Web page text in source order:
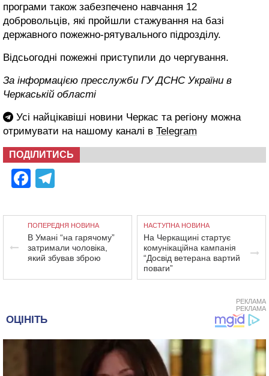
програми також забезпечено навчання 12
добровольців, які пройшли стажування на базі
державного пожежно-рятувального підрозділу.
Відсьогодні пожежні приступили до чергування.
За інформацією пресслужби ГУ ДСНС України в
Черкаській області
Усі найцікавіші новини Черкас та регіону можна
отримувати на нашому каналі в Telegram
ПОДІЛИТИСЬ
Facebook
ПОПЕРЕДНЯ НОВИНА
В Умані “на гарячому”
затримали чоловіка,
який збував зброю
НАСТУПНА НОВИНА
На Черкащині стартує
комунікаційна кампанія
“Досвід ветерана вартий
поваги”
РЕКЛАМА
РЕКЛАМА